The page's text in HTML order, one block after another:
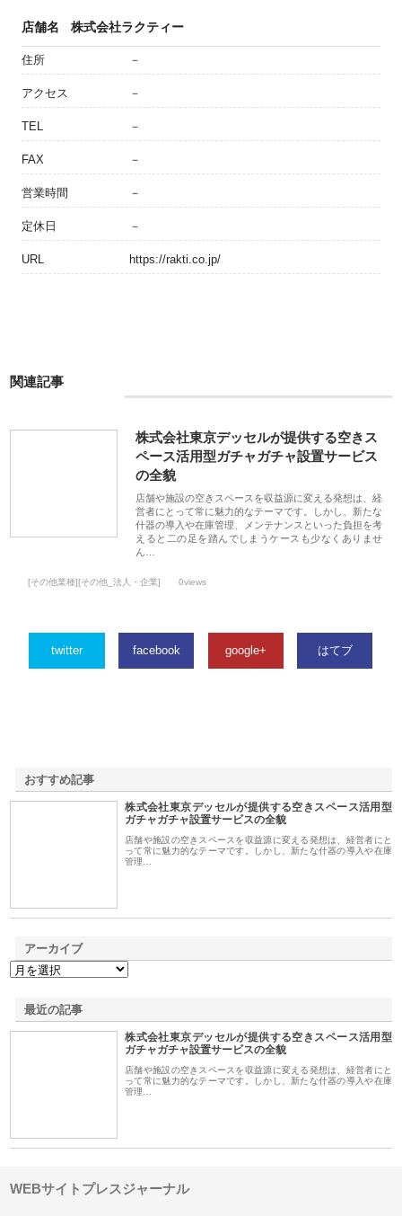
店舗名 株式会社ラクティー
住所 －
アクセス －
TEL －
FAX －
営業時間 －
定休日 －
URL https://rakti.co.jp/
関連記事
株式会社東京デッセルが提供する空きス
ペース活用型ガチャガチャ設置サービス
の全貌
店舗や施設の空きスペースを収益源に変える発想は、経
営者にとって常に魅力的なテーマです。しかし、新たな
什器の導入や在庫管理、メンテナンスといった負担を考
えると二の足を踏んでしまうケースも少なくありませ
ん…
[その他業種][その他_法人・企業] 0views
twitter facebook google+ はてブ
おすすめ記事
株式会社東京デッセルが提供する空きスペース活用型
ガチャガチャ設置サービスの全貌
店舗や施設の空きスペースを収益源に変える発想は、経営者にと
って常に魅力的なテーマです。しかし、新たな什器の導入や在庫
管理…
アーカイブ
最近の記事
株式会社東京デッセルが提供する空きスペース活用型
ガチャガチャ設置サービスの全貌
店舗や施設の空きスペースを収益源に変える発想は、経営者にと
って常に魅力的なテーマです。しかし、新たな什器の導入や在庫
管理…
WEBサイトプレスジャーナル